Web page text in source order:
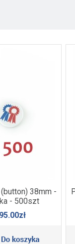
38mm -
- 500szt